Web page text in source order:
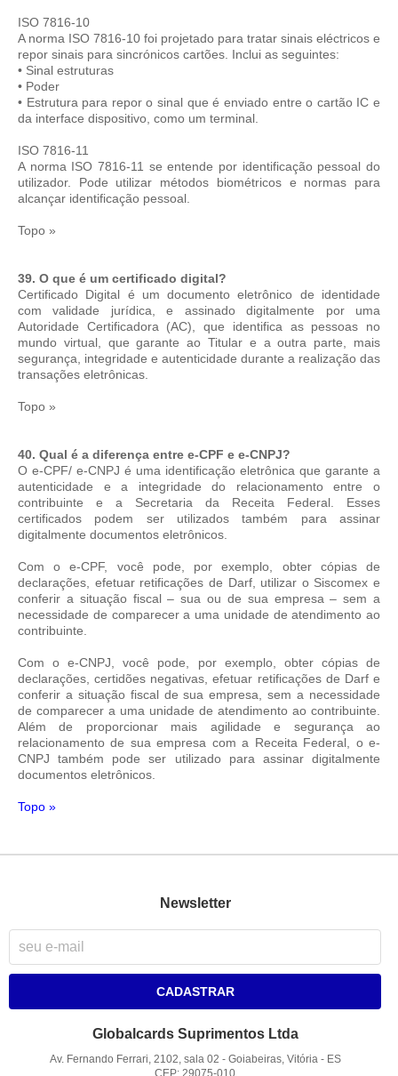
ISO 7816-10
A norma ISO 7816-10 foi projetado para tratar sinais eléctricos e
repor sinais para sincrónicos cartões. Inclui as seguintes:
• Sinal estruturas
• Poder
• Estrutura para repor o sinal que é enviado entre o cartão IC e
da interface dispositivo, como um terminal.
ISO 7816-11
A norma ISO 7816-11 se entende por identificação pessoal do
utilizador. Pode utilizar métodos biométricos e normas para
alcançar identificação pessoal.
Topo »
39. O que é um certificado digital?
Certificado Digital é um documento eletrônico de identidade
com validade jurídica, e assinado digitalmente por uma
Autoridade Certificadora (AC), que identifica as pessoas no
mundo virtual, que garante ao Titular e a outra parte, mais
segurança, integridade e autenticidade durante a realização das
transações eletrônicas.
Topo »
40. Qual é a diferença entre e-CPF e e-CNPJ?
O e-CPF/ e-CNPJ é uma identificação eletrônica que garante a
autenticidade e a integridade do relacionamento entre o
contribuinte e a Secretaria da Receita Federal. Esses
certificados podem ser utilizados também para assinar
digitalmente documentos eletrônicos.
Com o e-CPF, você pode, por exemplo, obter cópias de
declarações, efetuar retificações de Darf, utilizar o Siscomex e
conferir a situação fiscal – sua ou de sua empresa – sem a
necessidade de comparecer a uma unidade de atendimento ao
contribuinte.
Com o e-CNPJ, você pode, por exemplo, obter cópias de
declarações, certidões negativas, efetuar retificações de Darf e
conferir a situação fiscal de sua empresa, sem a necessidade
de comparecer a uma unidade de atendimento ao contribuinte.
Além de proporcionar mais agilidade e segurança ao
relacionamento de sua empresa com a Receita Federal, o e-
CNPJ também pode ser utilizado para assinar digitalmente
documentos eletrônicos.
Topo »
Newsletter
CADASTRAR
Globalcards Suprimentos Ltda
Av. Fernando Ferrari, 2102, sala 02 - Goiabeiras, Vitória - ES
CEP: 29075-010